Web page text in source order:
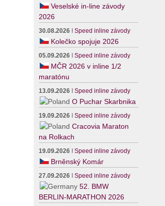
Veselské in-line závody
2026
30.08.2026 ISpeed inline závody
Kolečko spojuje 2026
05.09.2026 ISpeed inline závody
MČR 2026 v inline 1/2
maratónu
13.09.2026 ISpeed inline závody
O Puchar Skarbnika
19.09.2026 ISpeed inline závody
Cracovia Maraton
na Rolkach
19.09.2026 ISpeed inline závody
Brněnský Komár
27.09.2026 ISpeed inline závody
52. BMW
BERLIN-MARATHON 2026